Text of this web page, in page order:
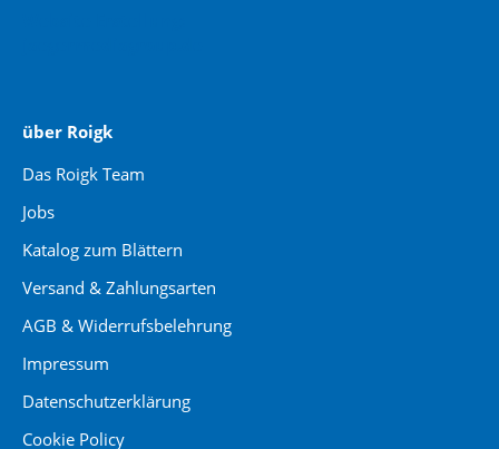
über Roigk
Das Roigk Team
Jobs
Katalog zum Blättern
Versand & Zahlungsarten
AGB & Widerrufsbelehrung
Impressum
Datenschutzerklärung
Cookie Policy